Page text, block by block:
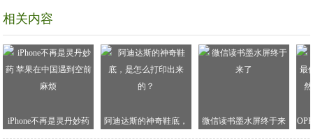
相关内容
iPhone不再是灵丹妙药
阿迪达斯的神奇鞋底，
微信读书墨水屏终于来